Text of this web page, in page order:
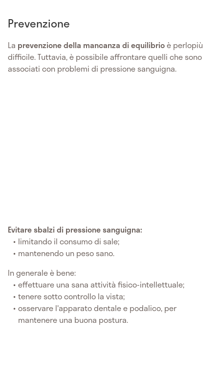
Prevenzione
La prevenzione della mancanza di equilibrioè perlopiù
difficile. Tuttavia, è possibile affrontare quelli che sono
associati con problemi di pressione sanguigna.
Evitare sbalzi di pressione sanguigna:
limitando il consumo di sale;
mantenendo un peso sano.
In generale è bene:
effettuare una sana attività fisico-intellettuale;
tenere sotto controllo la vista;
osservare l'apparato dentale e podalico, per
mantenere una buona postura.